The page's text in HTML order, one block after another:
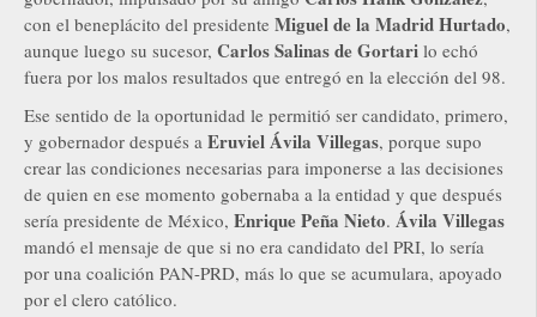
con el beneplácito del presidente Miguel de la Madrid Hurtado,
aunque luego su sucesor, Carlos Salinas de Gortari lo echó
fuera por los malos resultados que entregó en la elección del 98.
Ese sentido de la oportunidad le permitió ser candidato, primero,
y gobernador después a Eruviel Ávila Villegas, porque supo
crear las condiciones necesarias para imponerse a las decisiones
de quien en ese momento gobernaba a la entidad y que después
sería presidente de México, Enrique Peña Nieto. Ávila Villegas
mandó el mensaje de que si no era candidato del PRI, lo sería
por una coalición PAN-PRD, más lo que se acumulara, apoyado
por el clero católico.